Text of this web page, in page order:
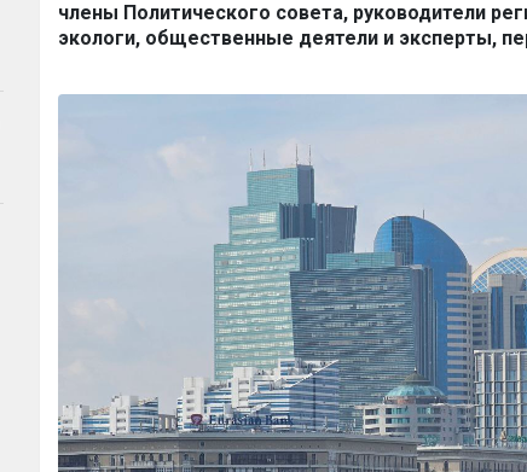
члены Политического совета, руководители
экологи, общественные деятели и эксперты,